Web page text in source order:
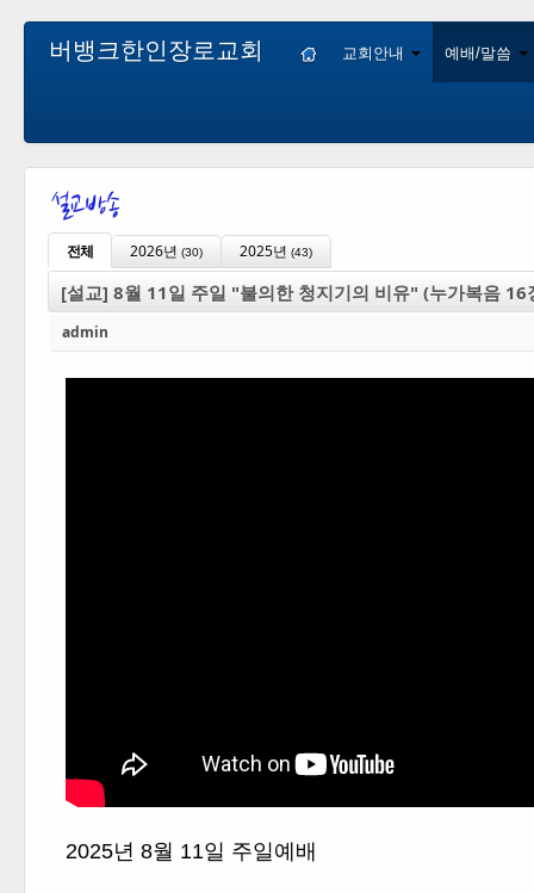
버뱅크한인장로교회 교회안내 예배/말씀
전체 2026년 (30) 2025년 (43)
[설교] 8월 11일 주일 "불의한 청지기의 비유" (누가복음 16
admin
2025년 8월 11일 주일예배